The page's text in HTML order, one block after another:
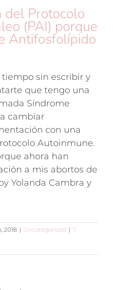
del Protocolo
(PAI) porque
Antifosfolípido
sin escribir y
que tengo una
Síndrome
cambiar
con una
Autoinmune.
ahora han
a mis abortos de
Yolanda Cambra y
2018 | Uncategorized | 7